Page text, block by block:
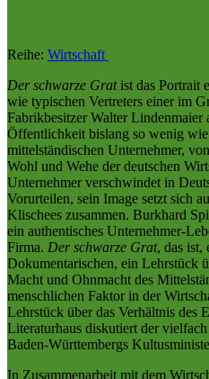
Reihe: Wirtschaft
Der schwarze Gratist das Portrait
wie typischen Vertreters einer im
Fabrikbesitzer Walter Lindenmaier
Öffentlichkeit bislang so wenig
mittelständischen Unternehmer,
Wohl und Wehe der deutschen
Unternehmer verschwindet in
Vorurteilen, sein Image setzt sich
Klischees zusammen. Burkhard
ein authentisches Unternehmer-
Firma. Der schwarze Grat, das ist,
Dokumentarischen, ein Lehrstück
Macht und Ohnmacht des
menschlichen Faktor in der
Lehrstück über das Verhältnis des
Literaturhaus diskutiert der
Baden-Württembergs
In Zusammenarbeit mit dem